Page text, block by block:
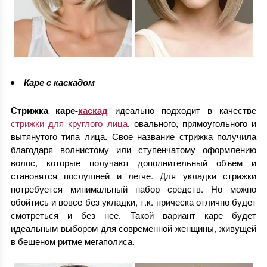
Каре с каскадом
Стрижка каре-каскадидеально подходит в качестве
стрижки для круглого лица, овального, прямоугольного и
вытянутого типа лица. Свое название стрижка получила
благодаря волнистому или ступенчатому оформлению
волос, которые получают дополнительный объем и
становятся послушней и легче. Для укладки стрижки
потребуется минимальный набор средств. Но можно
обойтись и вовсе без укладки, т.к. прическа отлично будет
смотреться и без нее. Такой вариант каре будет
идеальным выбором для современной женщины, живущей
в бешеном ритме мегаполиса.